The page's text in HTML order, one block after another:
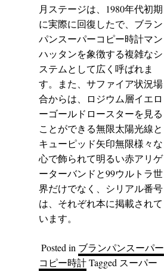
月ステージは、1980年代初期
に実際に回復したで、ブラン
パンスーパーコピー時計マン
ハッタンを象徴する複雑なシ
ステムとして広く呼ばれま
す。また、サファイア状況場
合からは、ロジウム層イエロ
ーゴールドロースターを見る
ことができる無限太陽光線と
キューピッド矢印無限様々な
心で飾られて明るい赤アリゲ
ーターバンドと99ウルトラ世
界だけでなく、シリアル番号
は、それぞれ本に掲載されて
います。
Posted in ブランパンスーパー
コピー時計 Tagged スーパー